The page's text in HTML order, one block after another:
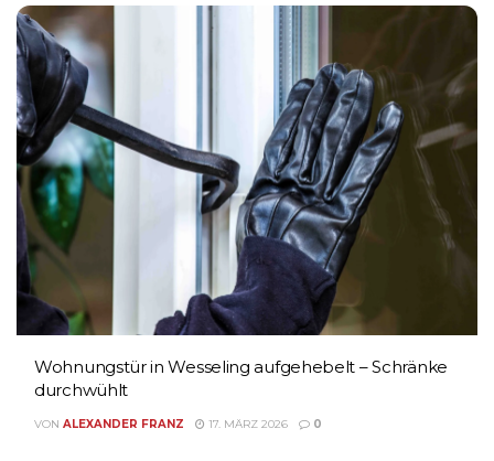
Wohnungstür in Wesseling aufgehebelt – Schränke
durchwühlt
VON ALEXANDER FRANZ 17. MÄRZ 2026 0